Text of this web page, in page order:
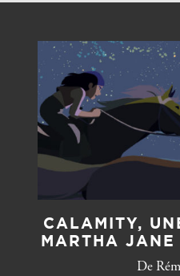
CALAMITY,
MARTHA
De